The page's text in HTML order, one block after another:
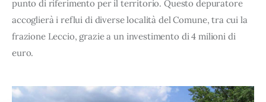
punto di riferimento per il territorio. Questo depuratore
accoglierà i reflui di diverse località del Comune, tra cui la
frazione Leccio, grazie a un investimento di 4 milioni di
euro.